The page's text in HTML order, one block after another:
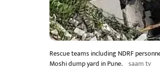
Rescue teams including NDRF
Moshi dump yard in Pune. saam tv